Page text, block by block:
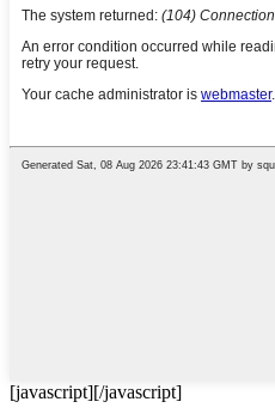
[javascript][/javascript]